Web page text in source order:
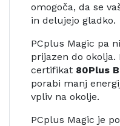
omogoča, da se
in delujejo gladko.
PCplus Magic pa
prijazen do okolja.
certifikat 80Plus
porabi manj
vpliv na okolje.
PCplus Magic je